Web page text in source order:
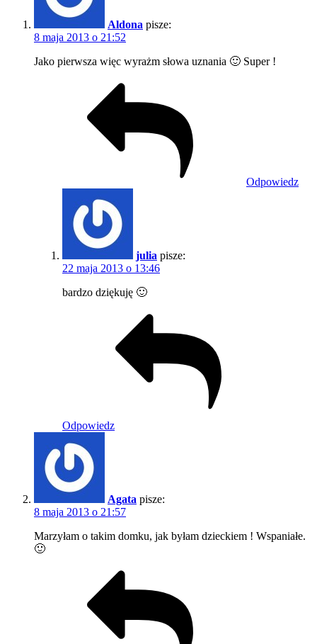
Aldona pisze:
8 maja 2013 o 21:52
Jako pierwsza więc wyrażm słowa uznania 🙂 Super !
Odpowiedz
julia pisze:
22 maja 2013 o 13:46
bardzo dziękuję 🙂
Odpowiedz
Agata pisze:
8 maja 2013 o 21:57
Marzyłam o takim domku, jak byłam dzieckiem ! Wspaniałe.
🙂